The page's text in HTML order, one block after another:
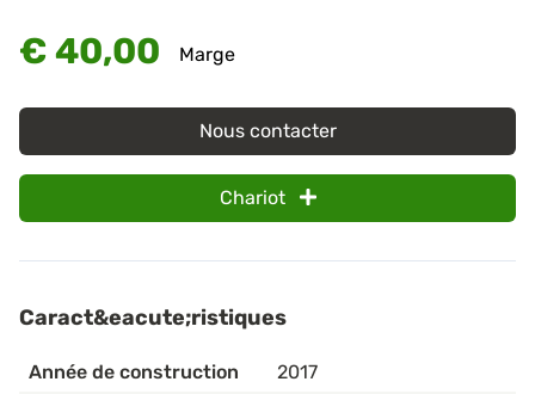
€ 40,00 Marge
Nous contacter
Chariot
Caract&eacute;ristiques
Année de construction
2017